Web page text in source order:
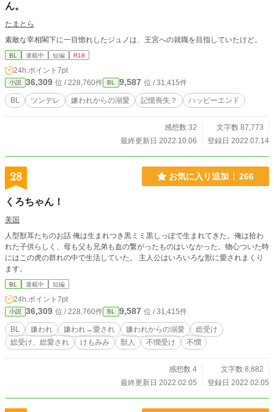
ん。
たまとら
素敵な宰相閣下に一目惚れしたジュノは、王宮への就職を目指していたけど。
BL 連載中 短編 R18
24h.ポイント 7pt
小説 36,309 位 / 228,760件 BL 9,587 位 / 31,415件
BL ツンデレ 嫌われからの溺愛 記憶喪失？ ハッピーエンド
感想数 32
文字数 87,773
最終更新日 2022.10.06
登録日 2022.07.14
28 お気に入り追加 266
くろちゃん！
美国
人型獣耳たちのお話 俺は生まれつき黒ミミ黒しっぽで生まれてきた。俺は拾わ
れた子供らしく、母も父も兄弟も血の繋がったものはいなかった。物心ついた時
にはこの虎の群れの中で生活していた。 主人公はいろいろな獣に愛されまくり
ます。
BL 連載中 短編
24h.ポイント 7pt
小説 36,309 位 / 228,760件 BL 9,587 位 / 31,415件
BL 嫌われ 嫌われ→愛され 嫌われからの溺愛
総受け
総受け、総愛され
けもみみ 獣人 不憫受け 不憫
感想数 4
文字数 8,882
最終更新日 2022.02.05
登録日 2022.02.05